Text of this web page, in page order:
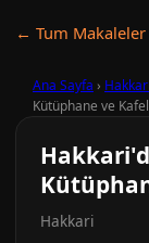
← Tum Makaleler
Ana Sayfa ›
Kütüphane ve
Hakkari